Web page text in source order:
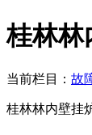
桂林林
当前栏目： 故
桂林林内壁挂